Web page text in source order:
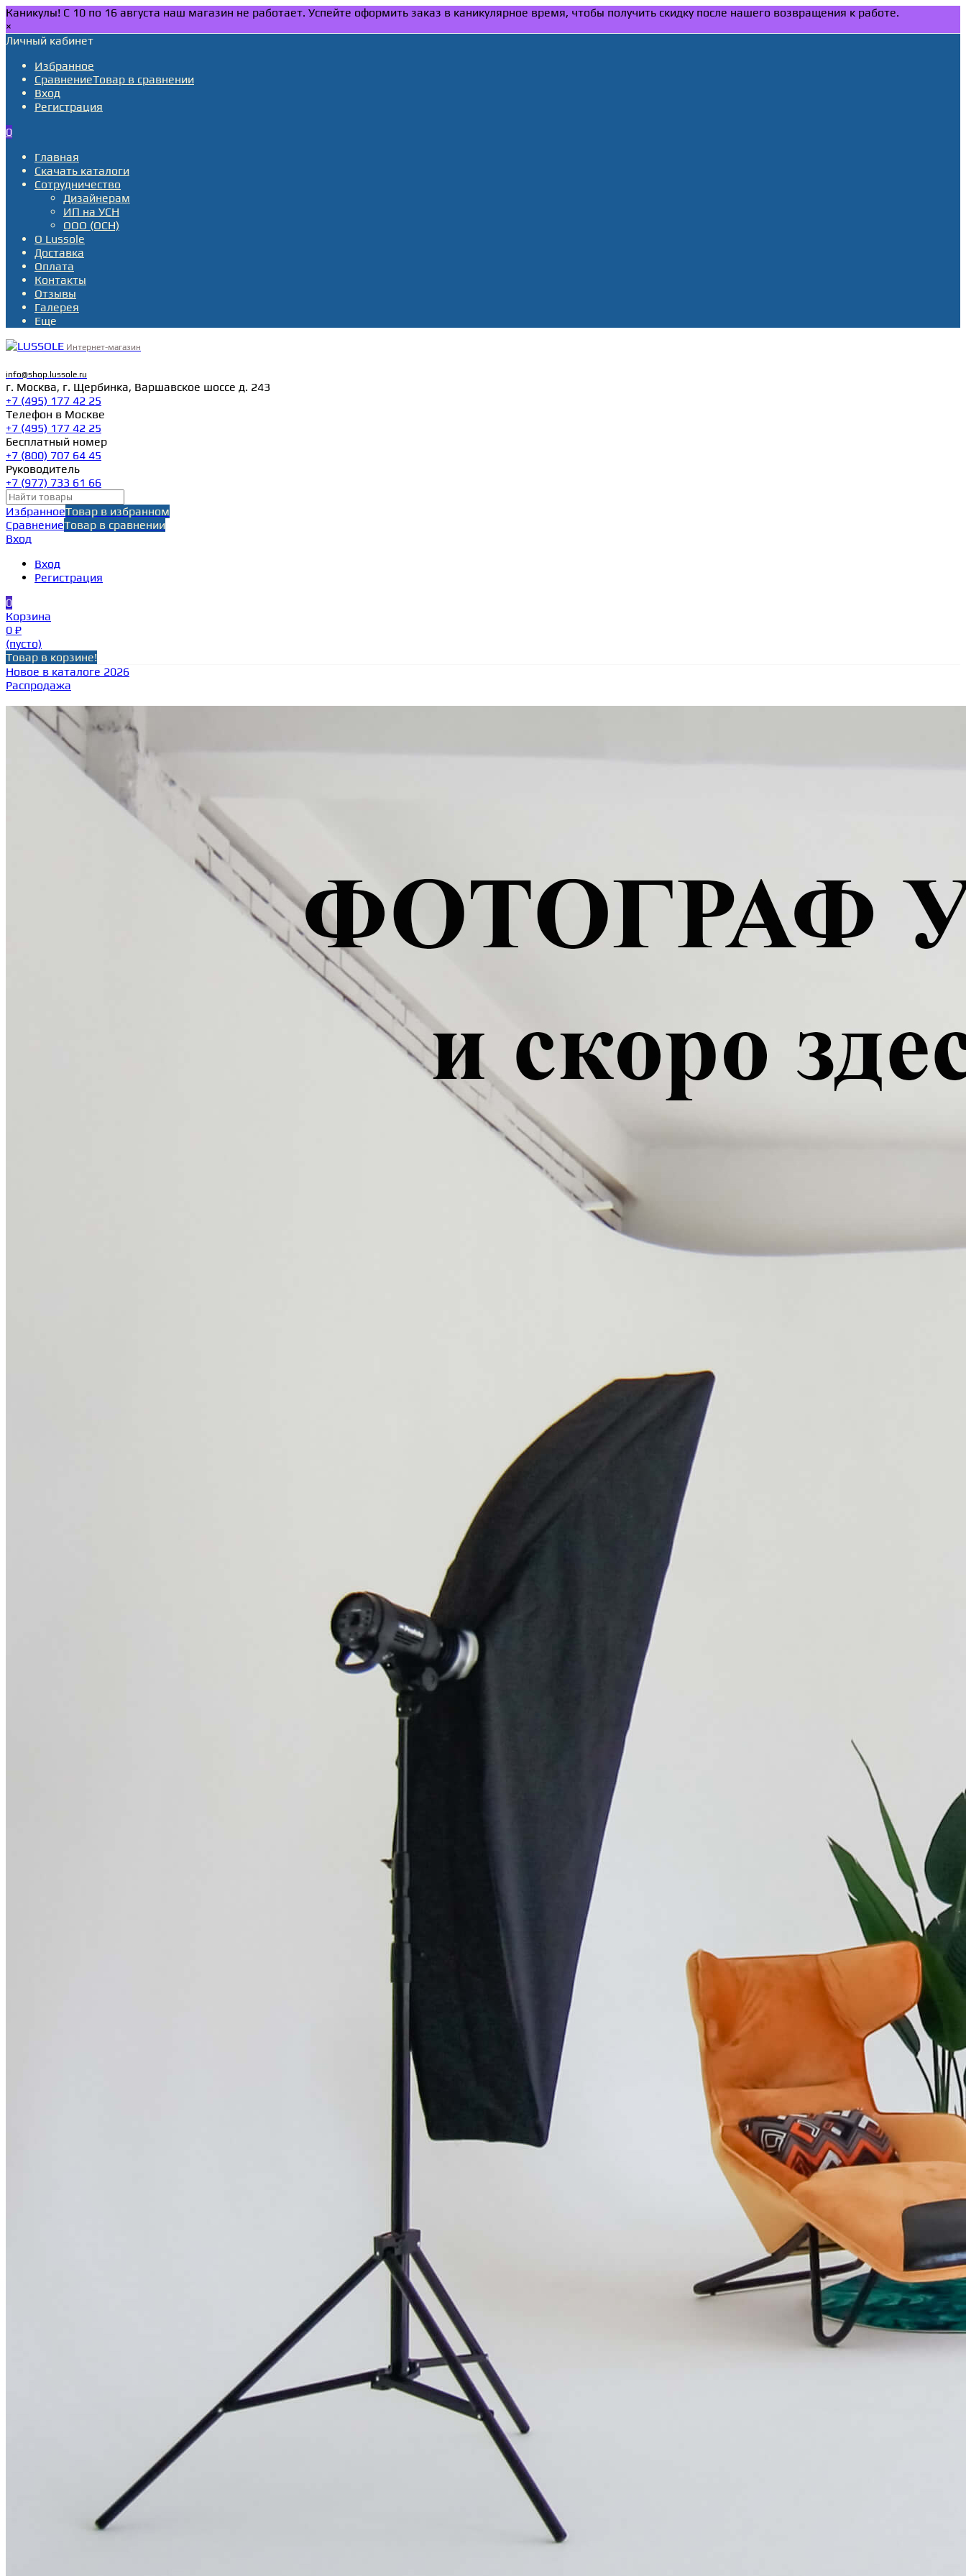
Каникулы! С 10 по 16 августа наш магазин не работает. Успейте оформить заказ в каникулярное время, чтобы получить скидку после нашего возвращения к работе.
×
Личный кабинет
Избранное
СравнениеТовар в сравнении
Вход
Регистрация
0
Главная
Скачать каталоги
Сотрудничество
Дизайнерам
ИП на УСН
ООО (ОСН)
О Lussole
Доставка
Оплата
Контакты
Отзывы
Галерея
Еще
Интернет-магазин
info@shop.lussole.ru
г. Москва, г. Щербинка, Варшавское шоссе д. 243
+7 (495) 177 42 25
Телефон в Москве
+7 (495) 177 42 25
Бесплатный номер
+7 (800) 707 64 45
Руководитель
+7 (977) 733 61 66
ИзбранноеТовар в избранном
СравнениеТовар в сравнении
Вход
Вход
Регистрация
0
Корзина
0 ₽
(пусто)
Товар в корзине!
Новое в каталоге 2026
Распродажа